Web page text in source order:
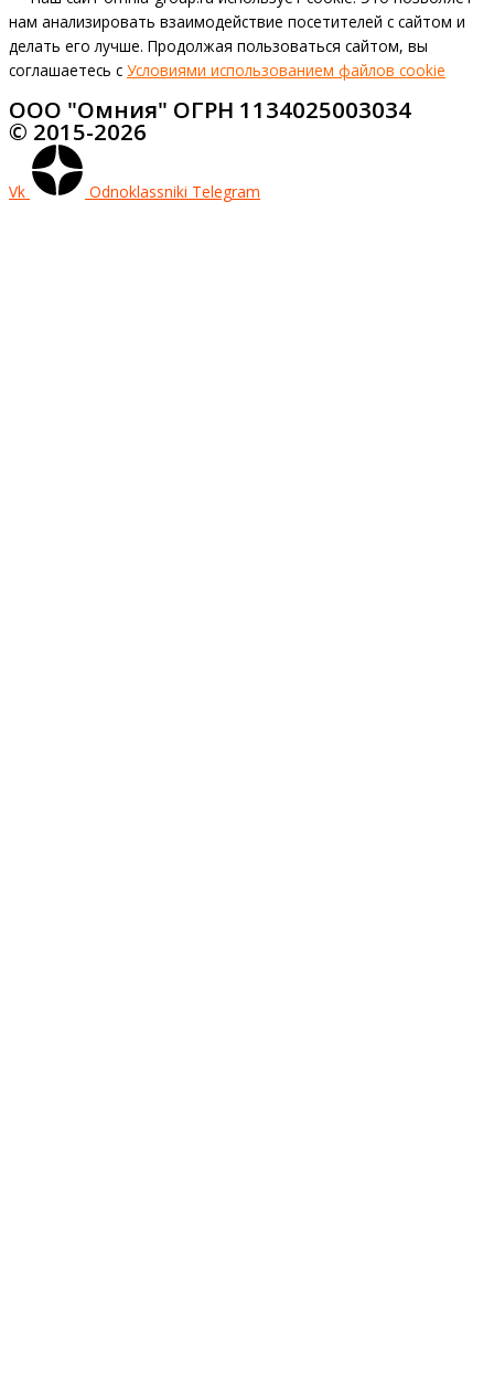
нам анализировать взаимодействие посетителей с сайтом и
делать его лучше. Продолжая пользоваться сайтом, вы
соглашаетесь с Условиями использованием файлов cookie
ООО "Омния" ОГРН 1134025003034
© 2015-2026
Vk Odnoklassniki Telegram